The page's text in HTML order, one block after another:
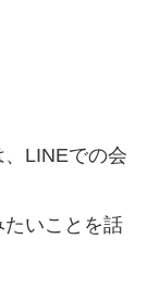
LINEでの会
いことを話